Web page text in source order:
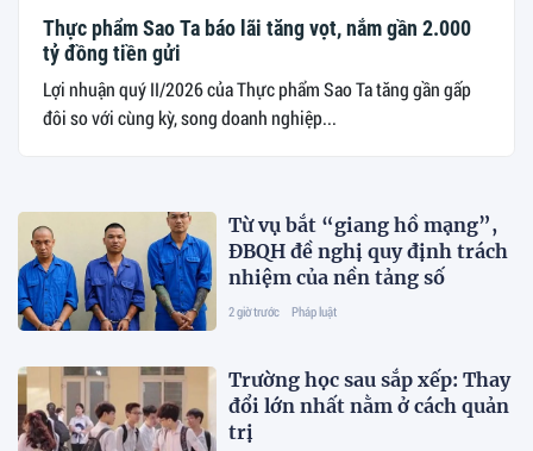
Thực phẩm Sao Ta báo lãi tăng vọt, nắm gần 2.000
tỷ đồng tiền gửi
Lợi nhuận quý II/2026 của Thực phẩm Sao Ta tăng gần gấp
đôi so với cùng kỳ, song doanh nghiệp...
Từ vụ bắt “giang hồ mạng”,
ĐBQH đề nghị quy định trách
nhiệm của nền tảng số
2 giờ trước Pháp luật
Trường học sau sắp xếp: Thay
đổi lớn nhất nằm ở cách quản
trị